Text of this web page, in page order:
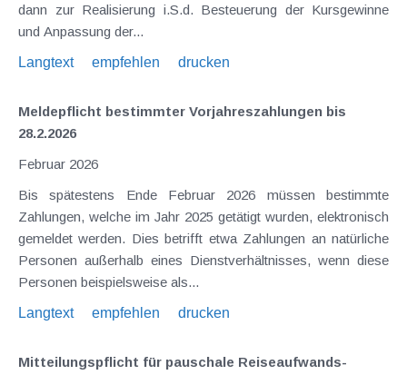
dann zur Realisierung i.S.d. Besteuerung der Kursgewinne
und Anpassung der...
Langtext
empfehlen drucken
Meldepflicht bestimmter Vorjahreszahlungen bis
28.2.2026
Februar 2026
Bis spätestens Ende Februar 2026 müssen bestimmte
Zahlungen, welche im Jahr 2025 getätigt wurden, elektronisch
gemeldet werden. Dies betrifft etwa Zahlungen an natürliche
Personen außerhalb eines Dienstverhältnisses, wenn diese
Personen beispielsweise als...
Langtext
empfehlen drucken
Mitteilungspflicht für pauschale Reiseaufwands­